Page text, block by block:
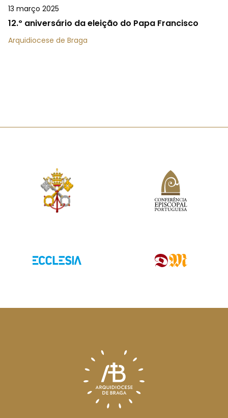
13 março 2025
12.º aniversário da eleição do Papa Francisco
Arquidiocese de Braga